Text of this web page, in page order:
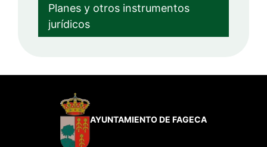
Planes y otros instrumentos
jurídicos
AYUNTAMIENTO DE FAGECA